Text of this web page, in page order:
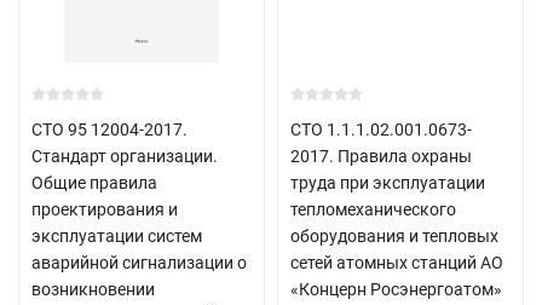
СТО 95 12004-2017.
Стандарт организации.
Общие правила
проектирования и
эксплуатации систем
аварийной сигнализации о
возникновении
СТО 1.1.1.02.001.0673-
2017. Правила охраны
труда при эксплуатации
тепломеханического
оборудования и тепловых
сетей атомных станций АО
«Концерн Росэнергоатом»